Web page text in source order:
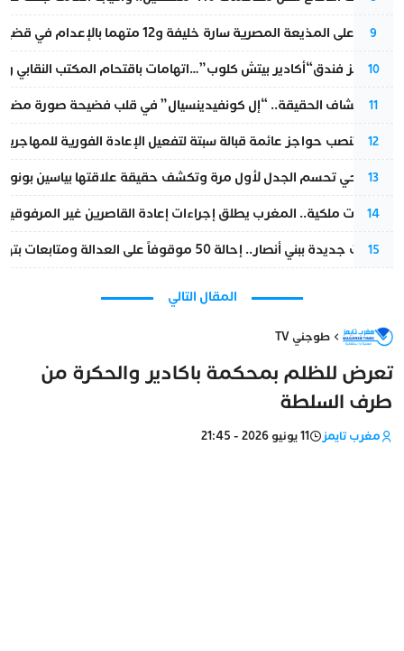
9
الحكم على المذيعة المصرية سارة خليفة و12 متهما بالإعدام في قضية هزت بلاد الفراعنة
10
أزمة تهز فندق“أكادير بيتش كلوب”…اتهامات باقتحام المكتب النقابي
11
بعد انكشاف الحقيقة.. “إل كونفيدينسيال” في قلب فضيحة صورة
12
إسبانيا تنصب حواجز عائمة قبالة سبتة لتفعيل الإعادة الفورية للمهاجرين
13
نورا فتحي تحسم الجدل لأول مرة وتكشف حقيقة علاقتها بياسين بونو
14
بتعليمات ملكية.. المغرب يطلق إجراءات إعادة القاصرين غير
15
تطورات جديدة ببني أنصار.. إحالة 50 موقوفاً على العدالة ومتابعات بتهم ثقيلة
المقال التالي
طوجني TV
تعرض للظلم بمحكمة باكادير والحكرة من
طرف السلطة
مغرب تايمز 11 يونيو 2026 - 21:45